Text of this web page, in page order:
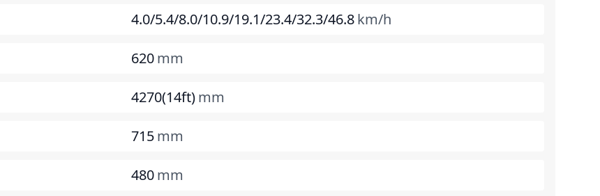
4.0/5.4/8.0/10.9/19.1/23.4/32.3/46.8km/h
620mm
4270(14ft)mm
715mm
480mm